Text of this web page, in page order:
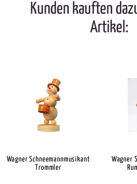
Kunden kauften
Artikel:
Wagner Schneemannmusikant
Trommler
Wagner